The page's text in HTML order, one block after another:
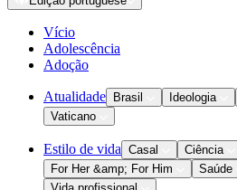
Vício
Adolescência
Adoção
Atualidade Brasil Ideologia
Vaticano
Estilo de vida Casal Ciência
For Her &amp; For Him
Saúde